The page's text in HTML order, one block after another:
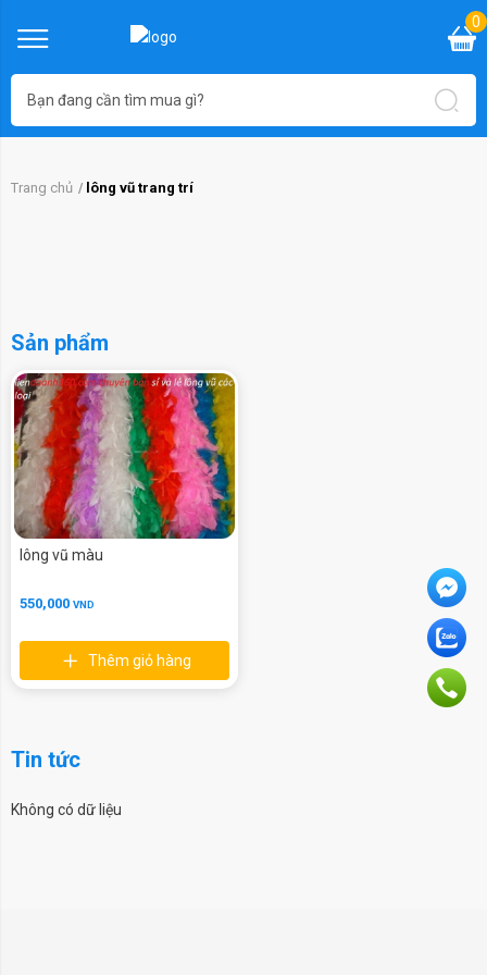
0
Trang chủ lông vũ trang trí
Sản phẩm
lông vũ màu
550,000 VND
Thêm giỏ hàng
Tin tức
Không có dữ liệu